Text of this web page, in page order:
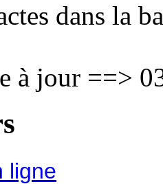
dans la
à jour ==>
ligne